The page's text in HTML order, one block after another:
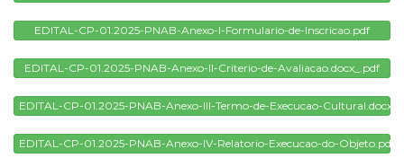
EDITAL-CP-01.2025-PNAB-Anexo-I-Formulario-de-Inscricao.pdf
EDITAL-CP-01.2025-PNAB-Anexo-II-Criterio-de-Avaliacao.docx_.pdf
EDITAL-CP-01.2025-PNAB-Anexo-III-Termo-de-Execucao-
EDITAL-CP-01.2025-PNAB-Anexo-IV-Relatorio-Execucao-do-Objeto.pdf